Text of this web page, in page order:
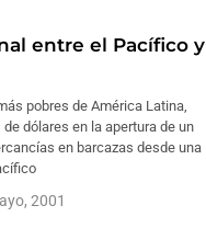
entre el Pacífico y
pobres de América Latina,
dólares en la apertura de un
en barcazas desde una
2001